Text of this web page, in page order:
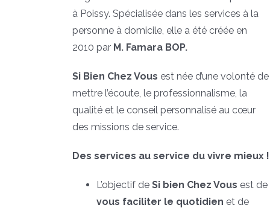
à Poissy. Spécialisée dans les services à la
personne à domicile, elle a été créée en
2010 parM. Famara BOP.
Si Bien Chez Vous est née d’une volonté de
mettre l’écoute, le professionnalisme, la
qualité et le conseil personnalisé au cœur
des missions de service.
Des services au service du vivre mieux !
L’objectif deSi bien Chez Vous est de
vous faciliter le quotidien et de